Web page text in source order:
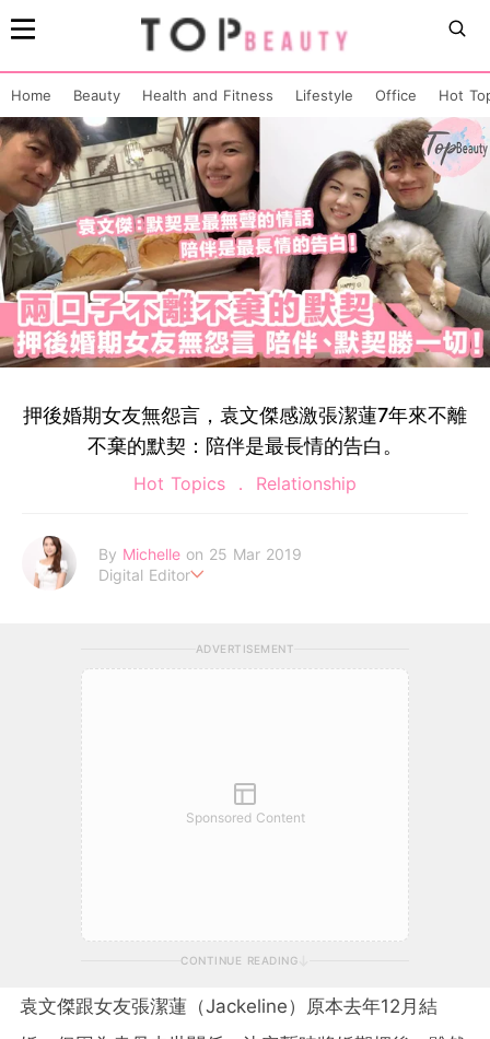
Home Beauty Health and Fitness Lifestyle Office Hot
押後婚期女友無怨言，袁文傑感激張潔蓮7年來不離
不棄的默契：陪伴是最長情的告白。
Hot Topics Relationship
By Michelle on 25 Mar 2019
Digital Editor
ADVERTISEMENT
Sponsored Content
CONTINUE READING
袁文傑跟女友張潔蓮（Jackeline）原本去年12月結